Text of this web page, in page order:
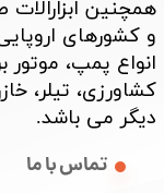
همچنین
و کشورهای
انواع پمپ، موتور
کشاورزی، تیلر،
دیگر می باشد. ​​​​​​​
تماس با ما